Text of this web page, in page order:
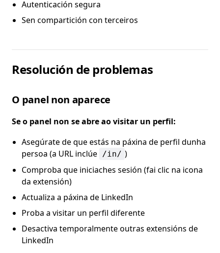
Autenticación segura
Sen compartición con terceiros
Resolución de problemas
O panel non aparece
Se o panel non se abre ao visitar un perfil:
Asegúrate de que estás na páxina de perfil dunha
persoa (a URL inclúe /in/ )
Comproba que iniciaches sesión (fai clic na icona
da extensión)
Actualiza a páxina de LinkedIn
Proba a visitar un perfil diferente
Desactiva temporalmente outras extensións de
LinkedIn